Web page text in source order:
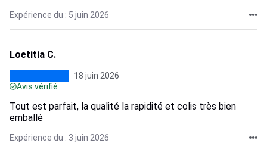
Expérience du : 5 juin 2026
Loetitia C.
18 juin 2026
Avis vérifié
Tout est parfait, la qualité la rapidité et colis très bien
emballé
Expérience du : 3 juin 2026